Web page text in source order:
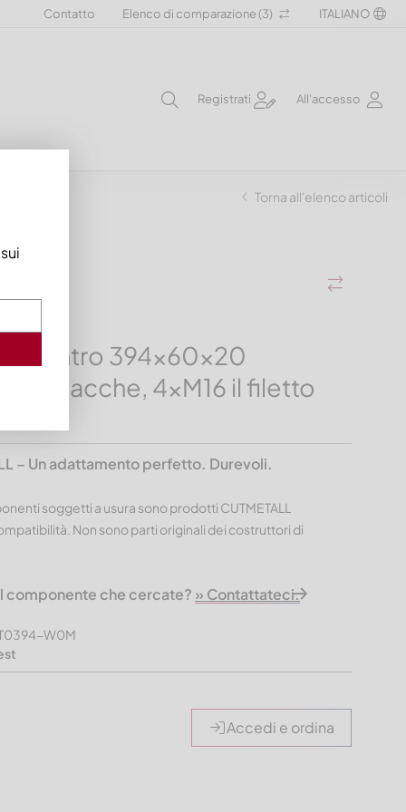
Contatto Elenco di comparazione (3) ITALIANO
Registrati All'accesso
Torna all'elenco articoli
il centro 394x60x20
10 tacche, 4xM16 il filetto
– Un adattamento perfetto. Durevoli.
soggetti a usura sono prodotti CUTMETALL
Non sono parti originali dei costruttori di
componente che cercate? » Contattateci.
W0M
Accedi e ordina